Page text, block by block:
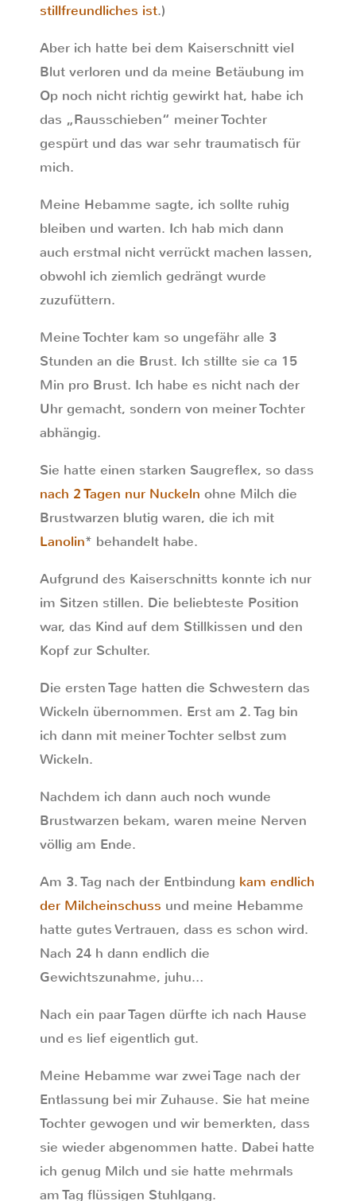
stillfreundliches ist.)
Aber ich hatte bei dem Kaiserschnitt viel
Blut verloren und da meine Betäubung im
Op noch nicht richtig gewirkt hat, habe ich
das „Rausschieben“ meiner Tochter
gespürt und das war sehr traumatisch für
mich.
Meine Hebamme sagte, ich sollte ruhig
bleiben und warten. Ich hab mich dann
auch erstmal nicht verrückt machen lassen,
obwohl ich ziemlich gedrängt wurde
zuzufüttern.
Meine Tochter kam so ungefähr alle 3
Stunden an die Brust. Ich stillte sie ca 15
Min pro Brust. Ich habe es nicht nach der
Uhr gemacht, sondern von meiner Tochter
abhängig.
Sie hatte einen starken Saugreflex, so dass
nach 2 Tagen nur Nuckeln ohne Milch die
Brustwarzen blutig waren, die ich mit
Lanolin* behandelt habe.
Aufgrund des Kaiserschnitts konnte ich nur
im Sitzen stillen. Die beliebteste Position
war, das Kind auf dem Stillkissen und den
Kopf zur Schulter.
Die ersten Tage hatten die Schwestern das
Wickeln übernommen. Erst am 2. Tag bin
ich dann mit meiner Tochter selbst zum
Wickeln.
Nachdem ich dann auch noch wunde
Brustwarzen bekam, waren meine Nerven
völlig am Ende.
Am 3. Tag nach der Entbindung kam endlich
der Milcheinschuss und meine Hebamme
hatte gutes Vertrauen, dass es schon wird.
Nach 24 h dann endlich die
Gewichtszunahme, juhu…
Nach ein paar Tagen dürfte ich nach Hause
und es lief eigentlich gut.
Meine Hebamme war zwei Tage nach der
Entlassung bei mir Zuhause. Sie hat meine
Tochter gewogen und wir bemerkten, dass
sie wieder abgenommen hatte. Dabei hatte
ich genug Milch und sie hatte mehrmals
am Tag flüssigen Stuhlgang.